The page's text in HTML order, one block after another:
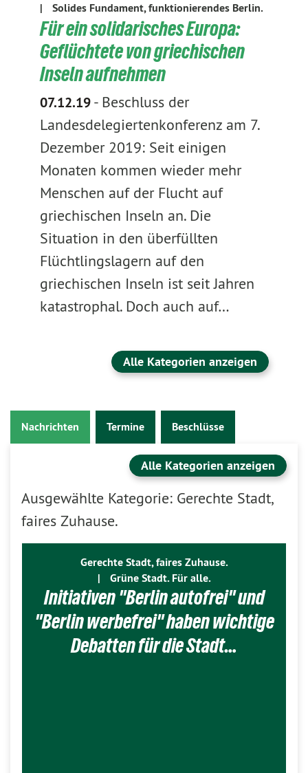
|
Solides Fundament, funktionierendes Berlin.
Für ein solidarisches Europa:
Geflüchtete von griechischen
Inseln aufnehmen
07.12.19- Beschluss der
Landesdelegiertenkonferenz am 7.
Dezember 2019: Seit einigen
Monaten kommen wieder mehr
Menschen auf der Flucht auf
griechischen Inseln an. Die
Situation in den überfüllten
Flüchtlingslagern auf den
griechischen Inseln ist seit Jahren
katastrophal. Doch auch auf…
Alle Kategorien anzeigen
Nachrichten Termine Beschlüsse
Alle Kategorien anzeigen
Ausgewählte Kategorie: Gerechte Stadt,
faires Zuhause.
Gerechte Stadt, faires Zuhause.
|
Grüne Stadt. Für alle.
Initiativen "Berlin autofrei" und
"Berlin werbefrei" haben wichtige
Debatten für die Stadt…